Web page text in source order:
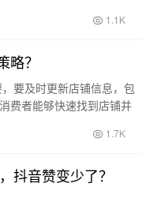
1.1K
略？
要及时更新店铺信息，包
费者能够快速找到店铺并
1.7K
抖音赞变少了？